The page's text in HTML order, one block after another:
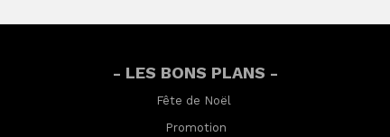
- LES BONS PLANS -
Fête de Noël
Promotion